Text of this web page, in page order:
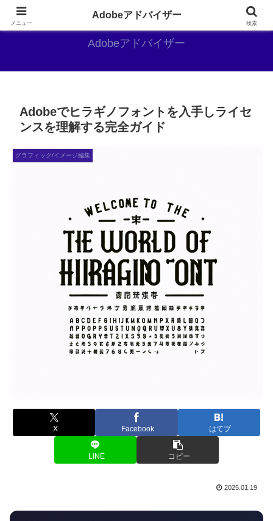
Adobe好きのAdobe推しブログ
Adobeアドバイザー
Adobeでヒラギノフォントを入手しライセ
ンスを理解する完全ガイド
グラフィック/イメージ編集
X Facebook はてブ
LINE コピー
2025.01.19
メニュー
Adobeアドバイザー
検索